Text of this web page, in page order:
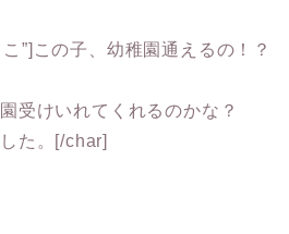
”]この子、幼稚園通えるの！？
受けいれてくれるのかな？
た。[/char]